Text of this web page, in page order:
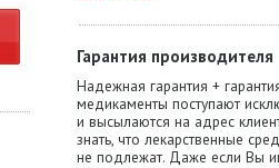
Гарантия производителя
Надежная гарантия +
медикаменты поступают
и высылаются на адрес
знать, что лекарственные
не подлежат. Даже если Вы